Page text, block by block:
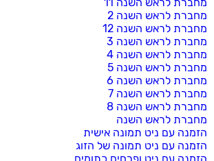
מחברת לראש השנה 2
מחברת לראש השנה 12
מחברת לראש השנה 3
מחברת לראש השנה 4
מחברת לראש השנה 5
מחברת לראש השנה 6
מחברת לראש השנה 7
מחברת לראש השנה 8
מחברת לראש השנה
הזמנה עם ניט תמונה אישית
הזמנה עם ניט תמונה של הזוג
הזמנה עם ניט ופרחים כתומים